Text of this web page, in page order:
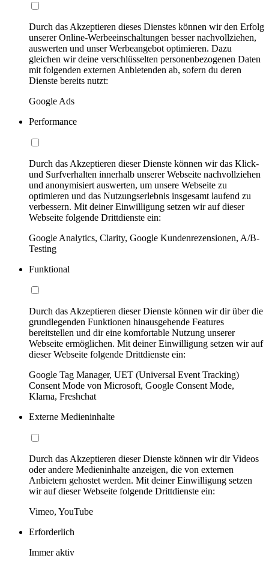
Durch das Akzeptieren dieses Dienstes können wir den Erfolg
unserer Online-Werbeeinschaltungen besser nachvollziehen,
auswerten und unser Werbeangebot optimieren. Dazu
gleichen wir deine verschlüsselten personenbezogenen Daten
mit folgenden externen Anbietenden ab, sofern du deren
Dienste bereits nutzt:
Google Ads
Performance
Durch das Akzeptieren dieser Dienste können wir das Klick-
und Surfverhalten innerhalb unserer Webseite nachvollziehen
und anonymisiert auswerten, um unsere Webseite zu
optimieren und das Nutzungserlebnis insgesamt laufend zu
verbessern. Mit deiner Einwilligung setzen wir auf dieser
Webseite folgende Drittdienste ein:
Google Analytics, Clarity, Google Kundenrezensionen, A/B-
Testing
Funktional
Durch das Akzeptieren dieser Dienste können wir dir über die
grundlegenden Funktionen hinausgehende Features
bereitstellen und dir eine komfortable Nutzung unserer
Webseite ermöglichen. Mit deiner Einwilligung setzen wir auf
dieser Webseite folgende Drittdienste ein:
Google Tag Manager, UET (Universal Event Tracking)
Consent Mode von Microsoft, Google Consent Mode,
Klarna, Freshchat
Externe Medieninhalte
Durch das Akzeptieren dieser Dienste können wir dir Videos
oder andere Medieninhalte anzeigen, die von externen
Anbietern gehostet werden. Mit deiner Einwilligung setzen
wir auf dieser Webseite folgende Drittdienste ein:
Vimeo, YouTube
Erforderlich
Immer aktiv